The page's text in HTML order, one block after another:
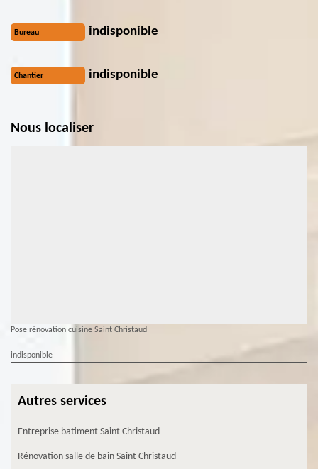
Bureau indisponible
Chantier indisponible
Nous localiser
Pose rénovation cuisine Saint Christaud
indisponible
Autres services
Entreprise batiment Saint Christaud
Rénovation salle de bain Saint Christaud